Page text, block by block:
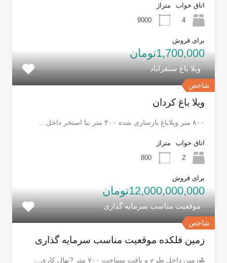
اتاق خواب
4
متراژ
9000
برای فروش
1,700,000تومان
شاخص
ویلا باغ سنقراباد
ویلا باغ کردان
۸۰۰ متر ویلاباغ بازسازی شده ۴۰۰ متر بنا استخر داخل…
اتاق خواب
2
متراژ
800
برای فروش
12,000,000,000تومان
شاخص
موقعیت مناسب سرمایه گذاری
زمین فلکده موقعیت مناسب سرمایه گذاری
⛳زمین داخل طرح و بافت مساحت ۷۰۰ متر ?نهال کاری…